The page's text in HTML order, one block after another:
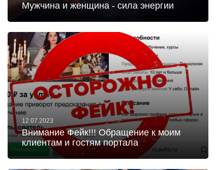
Мужчина и женщина - сила энергии
12.07.2023
Внимание Фейк!!! Обращение к моим
клиентам и гостям портала